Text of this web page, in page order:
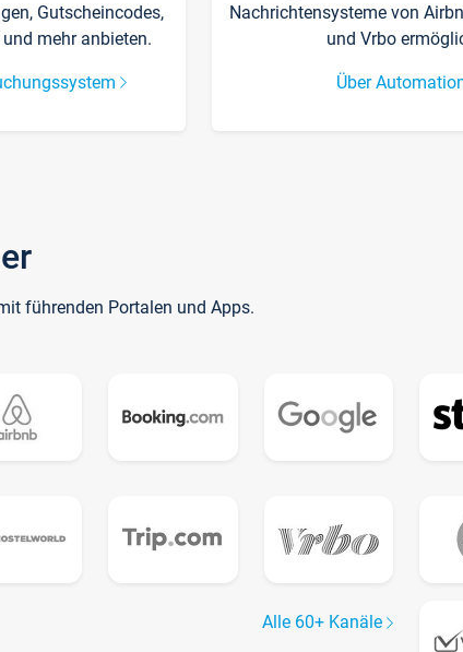
Gutscheincodes,
mehr anbieten.
Nachrichtensysteme von
und Vrbo
Über
führenden Portalen und Apps.
Alle 60+ Kanäle